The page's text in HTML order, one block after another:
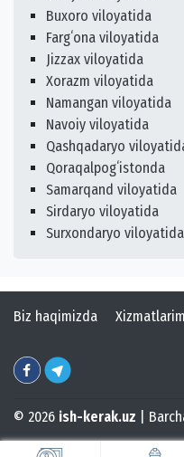
Buxoro viloyatida
Fargʻona viloyatida
Jizzax viloyatida
Xorazm viloyatida
Namangan viloyatida
Navoiy viloyatida
Qashqadaryo
Qoraqalpogʻistonda
Samarqand viloyatida
Sirdaryo viloyatida
Surxondaryo viloyatida
Biz haqimizda
© 2026 ish-kerak.uz |